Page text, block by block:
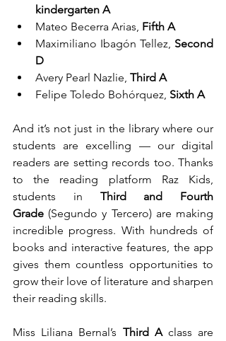
kindergarten A
Mateo Becerra Arias, Fifth A
Maximiliano Ibagón Tellez, Second
D
Avery Pearl Nazlie, Third A
Felipe Toledo Bohórquez, Sixth A
And it’s not just in the library where our
students are excelling — our digital
readers are setting records too. Thanks
to the reading platform Raz Kids,
students in Third and Fourth
Grade (Segundo y Tercero) are making
incredible progress. With hundreds of
books and interactive features, the app
gives them countless opportunities to
grow their love of literature and sharpen
their reading skills.
Miss Liliana Bernal’s Third A class are